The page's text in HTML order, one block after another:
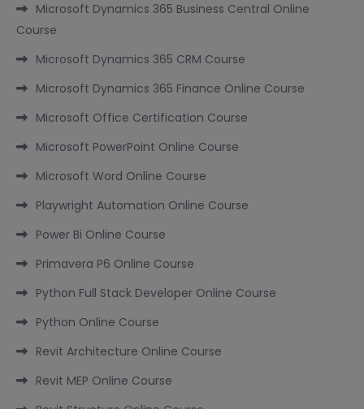
Microsoft Dynamics 365 Business Central Online
Course
Microsoft Dynamics 365 CRM Course
Microsoft Dynamics 365 Finance Online Course
Microsoft Office Certification Course
Microsoft PowerPoint Online Course
Microsoft Word Online Course
Playwright Automation Online Course
Power Bi Online Course
Primavera P6 Online Course
Python Full Stack Developer Online Course
Python Online Course
Revit Architecture Online Course
Revit MEP Online Course